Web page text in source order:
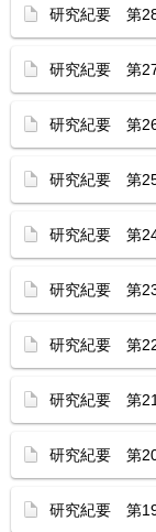
研究紀要 第28
研究紀要 第27
研究紀要 第26
研究紀要 第25
研究紀要 第24
研究紀要 第23
研究紀要 第22
研究紀要 第21
研究紀要 第20
研究紀要 第19